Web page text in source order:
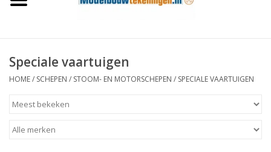
Houtbouw
Scenery
Speciale vaartuigen
HOME/ SCHEPEN / STOOM- EN MOTORSCHEPEN / SPECIALE VAARTUIGEN